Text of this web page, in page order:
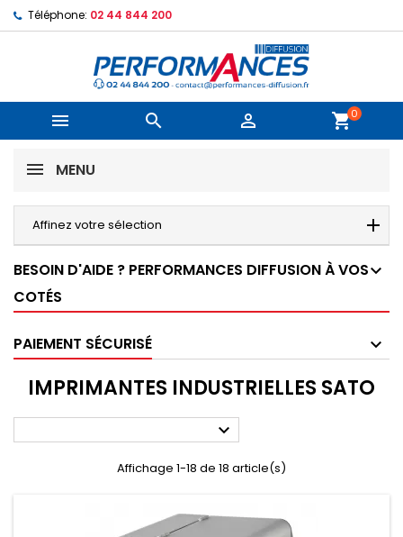
Téléphone: 02 44 844 200
   shopping_cart0
MENU
Affinez votre sélection
BESOIN D'AIDE ? PERFORMANCES DIFFUSION À VOS
COTÉS
PAIEMENT SÉCURISÉ
IMPRIMANTES INDUSTRIELLES SATO

Affichage 1-18 de 18 article(s)